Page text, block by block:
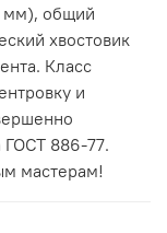
мм), общий
хвостовик
Класс
и
ГОСТ 886-77.
мастерам!